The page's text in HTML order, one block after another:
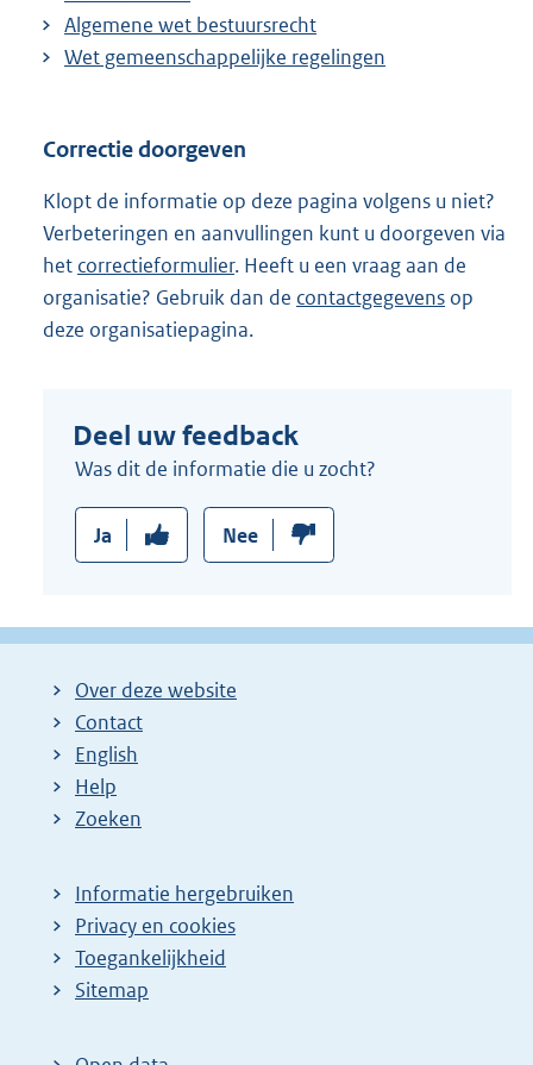
Algemene wet bestuursrecht
Wet gemeenschappelijke regelingen
Correctie doorgeven
Klopt de informatie op deze pagina volgens u niet?
Verbeteringen en aanvullingen kunt u doorgeven via
het correctieformulier. Heeft u een vraag aan de
organisatie? Gebruik dan de contactgegevens op
deze organisatiepagina.
Deel uw feedback
Was dit de informatie die u zocht?
Ja Nee
Over deze website
Contact
English
Help
Zoeken
Informatie hergebruiken
Privacy en cookies
Toegankelijkheid
Sitemap